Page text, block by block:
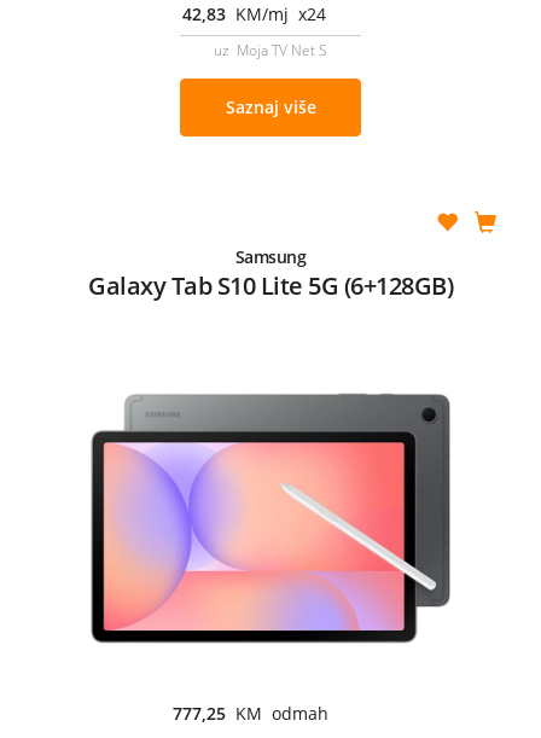
42,83 KM/mj x24
uz Moja TV Net S
Saznaj više
Samsung
Galaxy Tab S10 Lite 5G (6+128GB)
777,25 KM odmah